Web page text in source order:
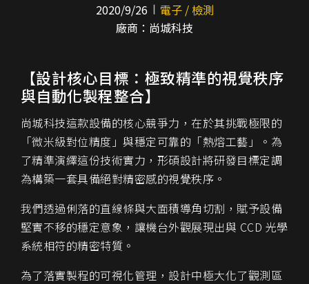
2020/9/26
電子 / 檢測
廠商：尚城科技
【設計核心目標：極致精準的視覺秩序
與自動化製程整合】
尚城科技這款設備的核心競爭力，在於其挑戰極限的
「微米級對位精度」與穩定可靠的「熱熔工藝」。為
了精準演繹這份技術實力，形碩設計將研發目標定調
為構築一套具備絕對精密感的視覺秩序。
我們透過俐落的直線條與大面積導角切割，賦予設備
堅實不移的穩定意象，讓機台外觀展現出與 CCD 光學
系統相符的精密特質。
為了落實製程的可視化管理，設計中極大化了觀測區